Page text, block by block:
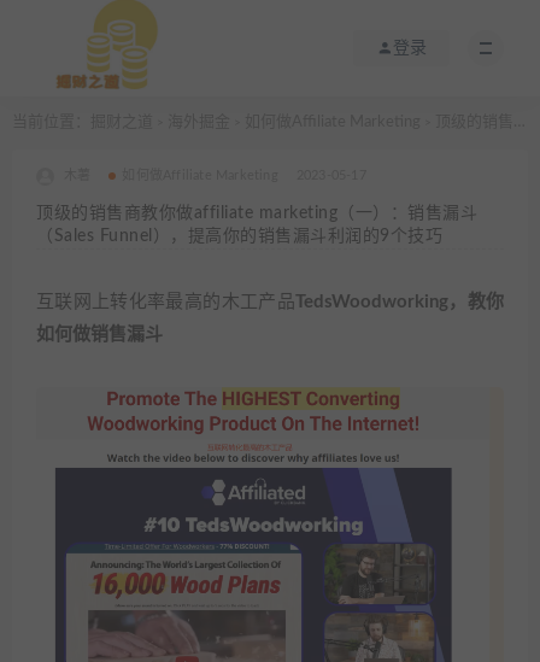
登录
顶级的销售商教你做affiliate marketing（一）：销售漏斗
（Sales Funnel），提高你的销售漏斗利润的9个技巧
互联网上转化率最高的木工产品 TedsWoodworking，教你
如何做销售漏斗